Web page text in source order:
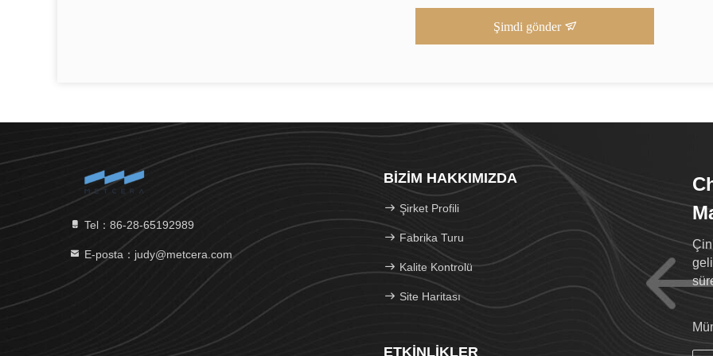
Şimdi gönder
Tel：86-28-65192989
E-posta：judy@metcera.com
BIZIM HAKKIMIZDA
Şirket Profili
Fabrika Turu
Kalite Kontrolü
Site Haritası
ETKINLIKLER